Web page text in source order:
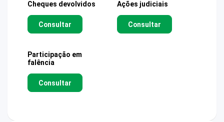
Cheques devolvidos
Consultar
Ações judiciais
Consultar
Participação em
falência
Consultar